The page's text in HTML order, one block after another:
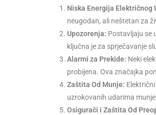
Niska Energija Električnog
neugodan, ali neštetan za
Upozorenja: Postavljaju se
ključna je za sprječavanje
Alarmi za Prekide: Neki
probijena. Ova značajka
Zaštita Od Munje:
uzrokovanih udarima
Osigurači i Zaštita Od